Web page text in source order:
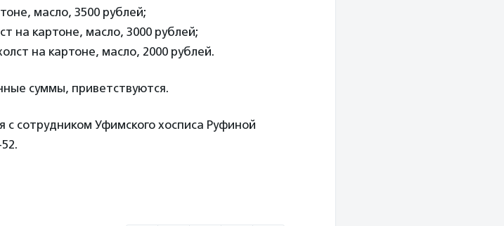
масло, 3500 рублей;
на картоне, масло, 3000 рублей;
на картоне, масло, 2000 рублей.
суммы, приветствуются.
сотрудником Уфимского хосписа Руфиной